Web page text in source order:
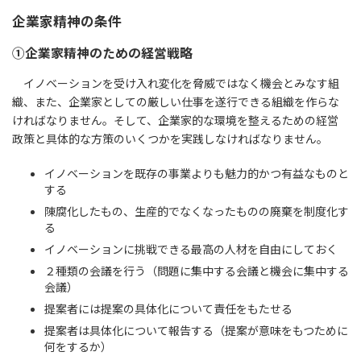
企業家精神の条件
①企業家精神のための経営戦略
イノベーションを受け入れ変化を脅威ではなく機会とみなす組
織、また、企業家としての厳しい仕事を遂行できる組織を作らな
ければなりません。そして、企業家的な環境を整えるための経営
政策と具体的な方策のいくつかを実践しなければなりません。
イノベーションを既存の事業よりも魅力的かつ有益なものと
する
陳腐化したもの、生産的でなくなったものの廃棄を制度化す
る
イノベーションに挑戦できる最高の人材を自由にしておく
２種類の会議を行う（問題に集中する会議と機会に集中する
会議）
提案者には提案の具体化について責任をもたせる
提案者は具体化について報告する（提案が意味をもつために
何をするか）